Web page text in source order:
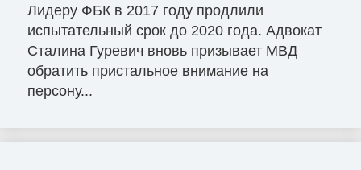
Лидеру ФБК в 2017 году продлили
испытательный срок до 2020 года. Адвокат
Сталина Гуревич вновь призывает МВД
обратить пристальное внимание на
персону...